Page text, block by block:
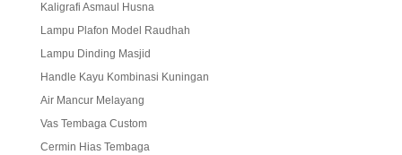
Kaligrafi Asmaul Husna
Lampu Plafon Model Raudhah
Lampu Dinding Masjid
Handle Kayu Kombinasi Kuningan
Air Mancur Melayang
Vas Tembaga Custom
Cermin Hias Tembaga